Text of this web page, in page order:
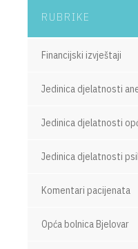
RUBRIKE
Financijski izvještaji
Jedinica djelatnosti
Jedinica djelatnosti
Jedinica djelatnosti
Komentari pacijenata
Opća bolnica Bjelovar